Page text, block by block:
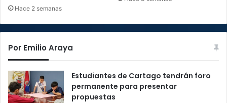
Hace 2 semanas
Por Emilio Araya
Estudiantes de Cartago tendrán foro
permanente para presentar
propuestas